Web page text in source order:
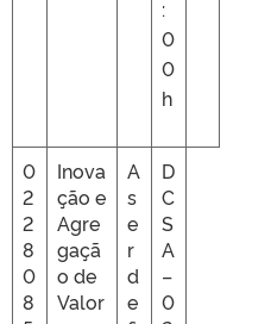
:
0
0
h
0
2
2
8
0
8
Inova
ção e
Agre
gaçã
o de
Valor
A
s
e
r
d
e
D
C
S
A
–
0